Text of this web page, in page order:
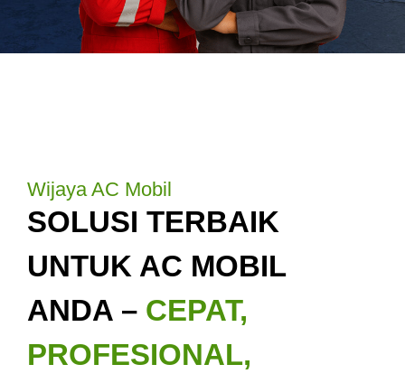
Wijaya AC Mobil
SOLUSI TERBAIK
UNTUK AC MOBIL
ANDA – CEPAT,
PROFESIONAL,